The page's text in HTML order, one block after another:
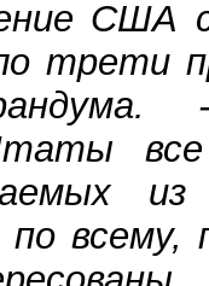
США
трети
по